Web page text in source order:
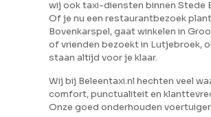
wij ook taxi-diensten binnen Stede
Of je nu een restaurantbezoek
Bovenkarspel, gaat winkelen in
of vrienden bezoekt in Lutjebroek,
staan altijd voor je klaar.
Wij bij Beleentaxi.nl hechten veel
comfort, punctualiteit en
Onze goed onderhouden